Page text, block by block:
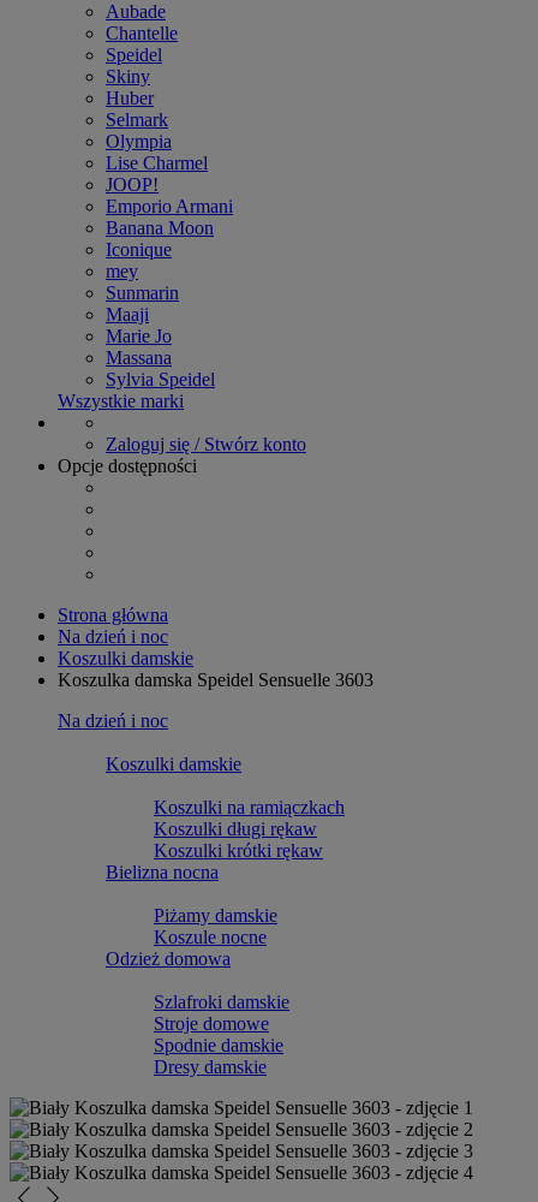
Aubade
Chantelle
Speidel
Skiny
Huber
Selmark
Olympia
Lise Charmel
JOOP!
Emporio Armani
Banana Moon
Iconique
mey
Sunmarin
Maaji
Marie Jo
Massana
Sylvia Speidel
Wszystkie marki
Zaloguj się / Stwórz konto
Opcje dostępności
Strona główna
Na dzień i noc
Koszulki damskie
Koszulka damska Speidel Sensuelle 3603
Na dzień i noc
Koszulki damskie
Koszulki na ramiączkach
Koszulki długi rękaw
Koszulki krótki rękaw
Bielizna nocna
Piżamy damskie
Koszule nocne
Odzież domowa
Szlafroki damskie
Stroje domowe
Spodnie damskie
Dresy damskie